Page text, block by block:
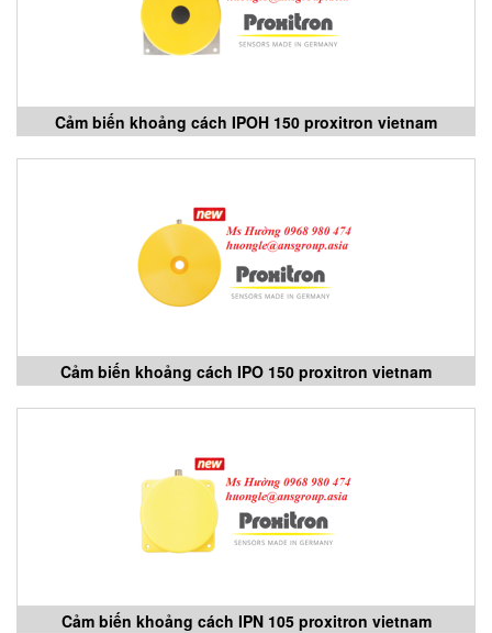
Cảm biến khoảng cách IPOH 150 proxitron vietnam
Cảm biến khoảng cách IPO 150 proxitron vietnam
Cảm biến khoảng cách IPN 105 proxitron vietnam